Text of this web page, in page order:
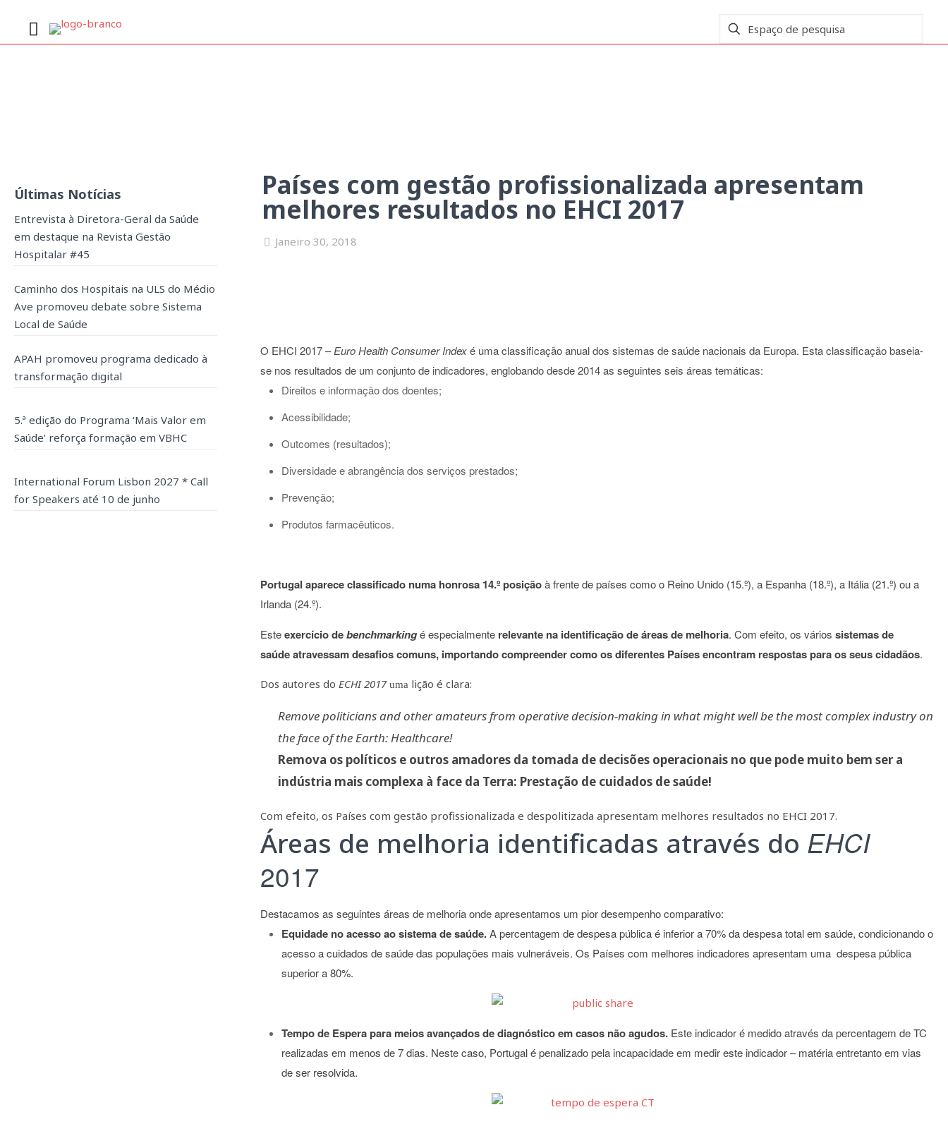
Países com gestão profissionalizada apresentam
melhores resultados no EHCI 2017
Janeiro 30, 2018
O EHCI 2017– Euro Health Consumer Indexé uma classificação anual dos sistemas de saúde nacionais da Europa. Esta classificação baseia-
se nos resultados de um conjunto de indicadores, englobando desde 2014 as seguintes seis áreas temáticas:
Direitos e informação dos doentes;
Acessibilidade;
Outcomes (resultados);
Diversidade e abrangência dos serviços prestados;
Prevenção;
Produtos farmacêuticos.
Portugal aparece classificado numa honrosa 14.º posiçãoà frente de países como o Reino Unido (15.º), a Espanha (18.º), a Itália (21.º) ou a
Irlanda (24.º).
Esteexercício debenchmarkingé especialmente relevante na identificação de áreas de melhoria. Com efeito, os váriossistemas de
saúde atravessam desafios comuns, importando compreender como os diferentes Países encontram respostas para os seus cidadãos.
Dos autores doECHI 2017uma lição é clara:
Remove politicians and other amateurs from operative decision-making in what might well be the most complex industry on
the face of the Earth: Healthcare!
Remova os políticos e outros amadores da tomada de decisões operacionais no que pode muito bem ser a
indústria mais complexa à face da Terra: Prestação de cuidados de saúde!
Com efeito, os Países com gestão profissionalizada e despolitizada apresentam melhores resultados no EHCI 2017.
Áreas de melhoria identificadas através do EHCI
2017
Destacamos as seguintes áreas de melhoria onde apresentamos um pior desempenho comparativo:
Equidade no acesso ao sistema de saúde.A percentagem de despesa pública é inferior a 70% da despesa total em saúde, condicionando o
acesso a cuidados de saúde das populações mais vulneráveis. Os Países com melhores indicadores apresentam uma despesa pública
superior a 80%.
Tempo de Espera para meios avançados de diagnóstico em casos não agudos. Este indicador é medido através da percentagem de TC
realizadas em menos de 7 dias. Neste caso, Portugal é penalizado pela incapacidade em medir este indicador – matéria entretanto em vias
de ser resolvida.
Últimas Notícias
Entrevista à Diretora-Geral da Saúde
em destaque na Revista Gestão
Hospitalar #45
Caminho dos Hospitais na ULS do Médio
Ave promoveu debate sobre Sistema
Local de Saúde
APAH promoveu programa dedicado à
transformação digital
5.ª edição do Programa ‘Mais Valor em
Saúde’ reforça formação em VBHC
International Forum Lisbon 2027 * Call
for Speakers até 10 de junho